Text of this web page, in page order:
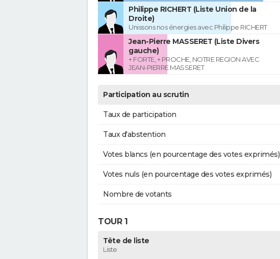
Philippe RICHERT (Liste Union de la
Droite)
Unissons nos énergies avec Philippe RICHERT
Jean-Pierre MASSERET (Liste Divers
gauche)
+ FORTE, + PROCHE, NOTRE REGION AVEC
JEAN-PIERRE MASSERET
Participation au scrutin
Taux de participation
Taux d'abstention
Votes blancs (en pourcentage des votes exprimés)
Votes nuls (en pourcentage des votes exprimés)
Nombre de votants
TOUR 1
Tête de liste
Liste